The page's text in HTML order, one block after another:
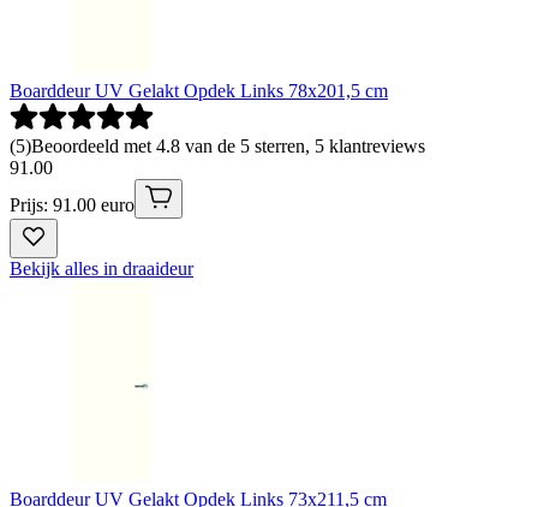
Boarddeur UV Gelakt Opdek Links 78x201,5 cm
(5)Beoordeeld met 4.8 van de 5 sterren, 5 klantreviews
91 .00
Prijs: 91.00 euro
Bekijk alles in draaideur
Boarddeur UV Gelakt Opdek Links 73x211,5 cm